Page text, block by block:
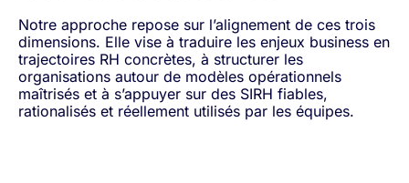
Notre approche repose sur l’alignement de ces trois
dimensions. Elle vise à traduire les enjeux business en
trajectoires RH concrètes, à structurer les
organisations autour de modèles opérationnels
maîtrisés et à s’appuyer sur des SIRH fiables,
rationalisés et réellement utilisés par les équipes.